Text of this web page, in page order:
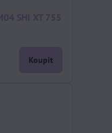
Koupit